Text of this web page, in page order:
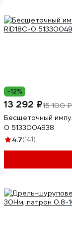
-12%
13 292 ₽15 100 ₽
Бесщеточный
0 5133004938
4.7(141)